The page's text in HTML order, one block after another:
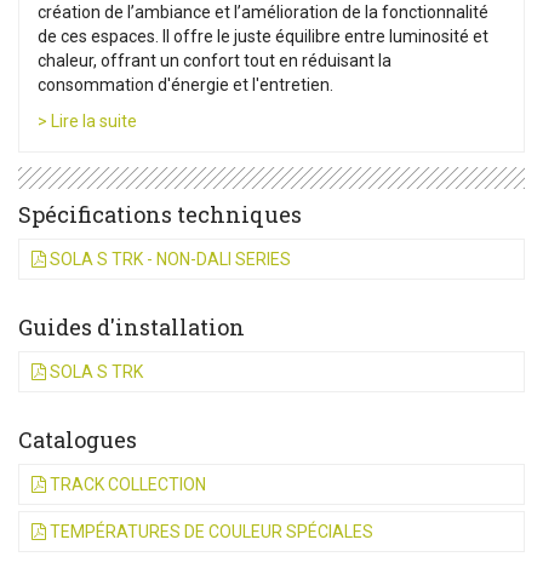
création de l’ambiance et l’amélioration de la fonctionnalité
de ces espaces. Il offre le juste équilibre entre luminosité et
chaleur, offrant un confort tout en réduisant la
consommation d'énergie et l'entretien.
> Lire la suite
Spécifications techniques
SOLA S TRK - NON-DALI SERIES
Guides d'installation
SOLA S TRK
Catalogues
TRACK COLLECTION
TEMPÉRATURES DE COULEUR SPÉCIALES